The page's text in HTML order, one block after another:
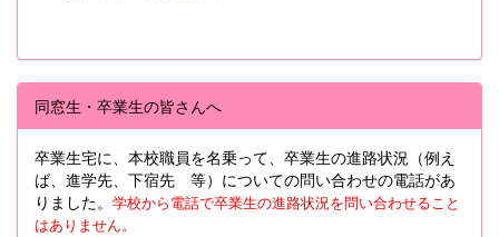
同窓生・卒業生の皆さんへ
卒業生宅に、本校職員を名乗って、卒業生の進路状況（例え
ば、進学先、下宿先 等）についての問い合わせの電話があ
りました。 学校から電話で卒業生の進路状況を問い合わせること
はありません。